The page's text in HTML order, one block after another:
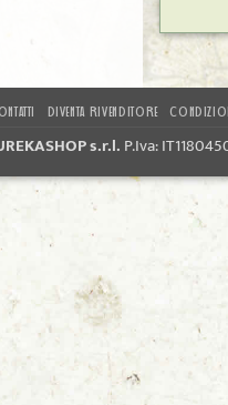
DIVENTA RIVENDITORE
s.r.l. P.Iva: